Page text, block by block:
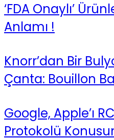
‘FDA Onaylı’
Anlamı !
Knorr’dan Bir
Çanta: Bouillon
Google, Apple’ı
Protokolü